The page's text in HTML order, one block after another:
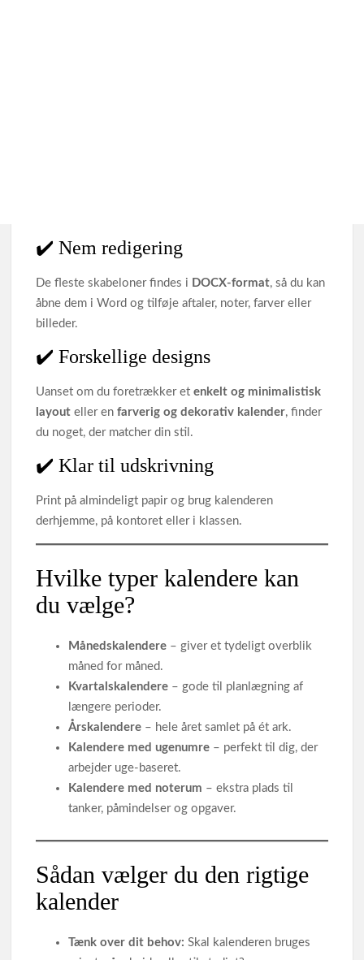
✔️ Nem redigering
De fleste skabeloner findes i DOCX-format, så du kan
åbne dem i Word og tilføje aftaler, noter, farver eller
billeder.
✔️ Forskellige designs
Uanset om du foretrækker etenkelt og minimalistisk
layout eller enfarverig og dekorativ kalender, finder
du noget, der matcher din stil.
✔️ Klar til udskrivning
Print på almindeligt papir og brug kalenderen
derhjemme, på kontoret eller i klassen.
Hvilke typer kalendere kan
du vælge?
Månedskalendere – giver et tydeligt overblik
måned for måned.
Kvartalskalendere – gode til planlægning af
længere perioder.
Årskalendere – hele året samlet på ét ark.
Kalendere med ugenumre – perfekt til dig, der
arbejder uge-baseret.
Kalendere med noterum – ekstra plads til
tanker, påmindelser og opgaver.
Sådan vælger du den rigtige
kalender
Tænk over dit behov: Skal kalenderen bruges